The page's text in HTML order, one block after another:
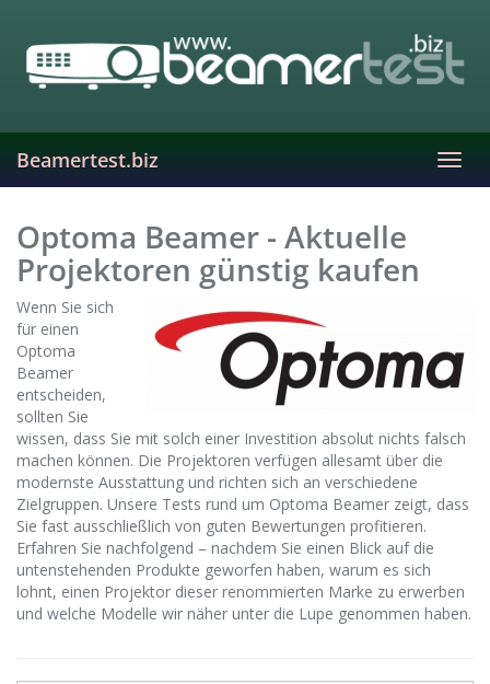
main
content
Beamertest.biz
Optoma Beamer - Aktuelle
Projektoren günstig kaufen
Wenn Sie sich
für einen
Optoma
Beamer
entscheiden,
sollten Sie
wissen, dass Sie mit solch einer Investition absolut nichts falsch
machen können. Die Projektoren verfügen allesamt über die
modernste Ausstattung und richten sich an verschiedene
Zielgruppen. Unsere Tests rund um Optoma Beamer zeigt, dass
Sie fast ausschließlich von guten Bewertungen profitieren.
Erfahren Sie nachfolgend – nachdem Sie einen Blick auf die
untenstehenden Produkte geworfen haben, warum es sich
lohnt, einen Projektor dieser renommierten Marke zu erwerben
und welche Modelle wir näher unter die Lupe genommen haben.